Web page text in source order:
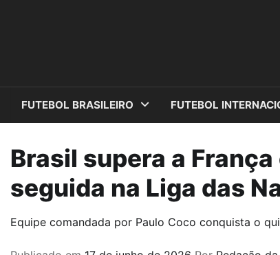
FUTEBOL BRASILEIRO FUTEBOL
Brasil supera a
seguida na Liga das
Equipe comandada por Paulo Coco conquista o